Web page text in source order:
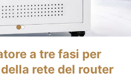
a tre fasi per
rete del router